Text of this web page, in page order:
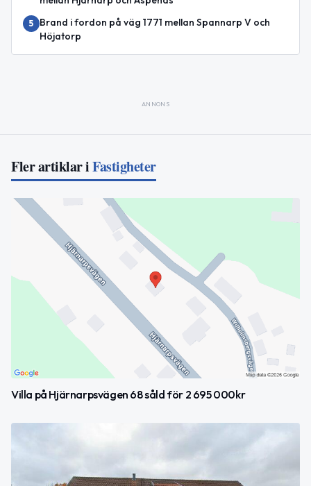
5
Brand i fordon på väg 1771 mellan Spannarp V och
Höjatorp
ANNONS
Fler artiklar iFastigheter
Villa på Hjärnarpsvägen 68 såld för 2 695 000kr